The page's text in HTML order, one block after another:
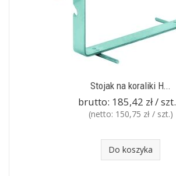
Stojak na koraliki H...
brutto: 185,42 zł / szt.
(netto: 150,75 zł / szt.)
Do koszyka